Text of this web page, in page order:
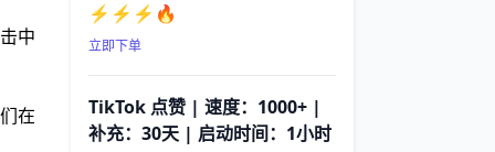
中
在
⚡⚡⚡🔥
立即下单
TikTok 点赞 | 速度：1000+ |
补充：30天 | 启动时间：1小时